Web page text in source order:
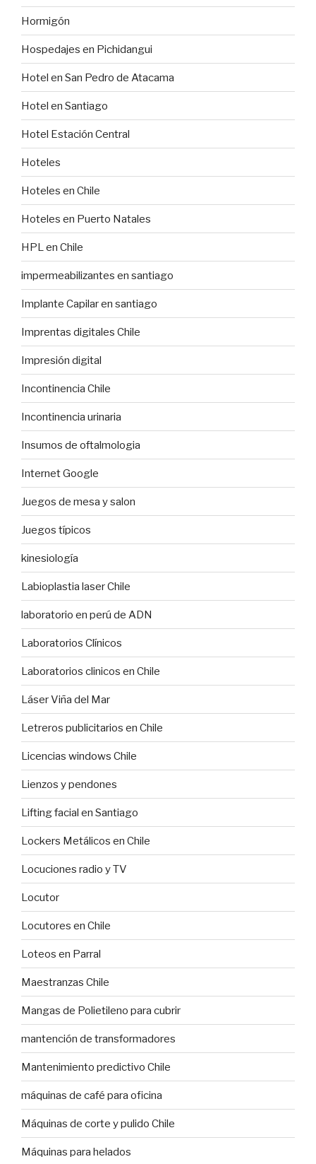
Hormigón
Hospedajes en Pichidangui
Hotel en San Pedro de Atacama
Hotel en Santiago
Hotel Estación Central
Hoteles
Hoteles en Chile
Hoteles en Puerto Natales
HPL en Chile
impermeabilizantes en santiago
Implante Capilar en santiago
Imprentas digitales Chile
Impresión digital
Incontinencia Chile
Incontinencia urinaria
Insumos de oftalmologia
Internet Google
Juegos de mesa y salon
Juegos típicos
kinesiología
Labioplastia laser Chile
laboratorio en perú de ADN
Laboratorios Clínicos
Laboratorios clinicos en Chile
Láser Viña del Mar
Letreros publicitarios en Chile
Licencias windows Chile
Lienzos y pendones
Lifting facial en Santiago
Lockers Metálicos en Chile
Locuciones radio y TV
Locutor
Locutores en Chile
Loteos en Parral
Maestranzas Chile
Mangas de Polietileno para cubrir
mantención de transformadores
Mantenimiento predictivo Chile
máquinas de café para oficina
Máquinas de corte y pulido Chile
Máquinas para helados